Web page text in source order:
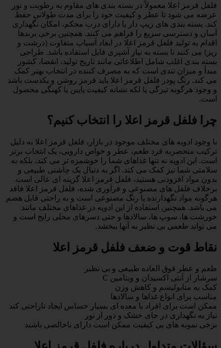
فلفل قرمز اعلا معمولاً در بسته بندی های مقاوم به رطوبت و نور
عرضه می شود تا عطر و کیفیت خود را برای مدت طولانی حفظ
کند. بسته بندی های زیپ دار یا دارای درب محکم، امکان نگهداری
آسان و دسترسی سریع را فراهم می کنند. همچنین برخی برندها
اقدام به تولید فلفل قرمز اعلا در ابعاد آسیاب متفاوت (درشت و
ریز) می کنند تا بسته به نیاز آشپزی قابل استفاده باشد. طراحی
بسته بندی اغلب شامل اطلاعاتی مانند تاریخ تولید، انقضا، کشور
مبدأ و میزان تندی است که به مصرف کننده در انتخاب بهتر کمک
می کند. رنگ پودر فلفل قرمز اعلا باید قرمز روشن و یکدست باشد
و وجود هرگونه تیرگی یا لکه نشانه کیفیت پایین یا کهنگی محصول
است.
چرا فلفل قرمز اعلا را انتخاب کنیم؟
با وجود ادویه های مختلف موجود در بازار، فلفل قرمز اعلا به دلیل
ترکیب منحصربه فرد طعم، عطر و خواص دارویی، یک انتخاب برتر
است. این ادویه نه تنها غذاهای شما را خوشمزه تر می کند، بلکه به
سلامتی شما نیز کمک می کند. اگر به دنبال یک چاشنی طبیعی و
بدون مواد افزودنی هستید، فلفل قرمز اعلا گزینه ای عالی است.
برخلاف فلفل های مصنوعی و فرآوری شده، فلفل قرمز اعلا فاقد
هرگونه مواد نگهدارنده یا رنگ مصنوعی است و به راحتی قابل هضم
می باشد. همچنین استفاده از این ادویه در غذاهای مختلف مانند
خورشت ها، سوپ ها، سالادها و حتی دسرهای محلی رایج است و
می تواند طعمی بی نظیر به آنها ببخشد.
نقاط قوت و ضعف فلفل قرمز اعلا
طعم و عطر فوق العاده طبیعی و بی نظیر
سرشار از آنتی اکسیدان و ویتامین C
کمک به متابولیسم و کاهش وزن
مناسب برای انواع غذاها و سالادها
ممکن است برای افراد با معده ای بسیار حساس ایجاد ناراحتی کند
نیاز به نگهداری در جای خشک و دور از نور
برخی نمونه های بی کیفیت ممکن است دارای ناخالصی باشند